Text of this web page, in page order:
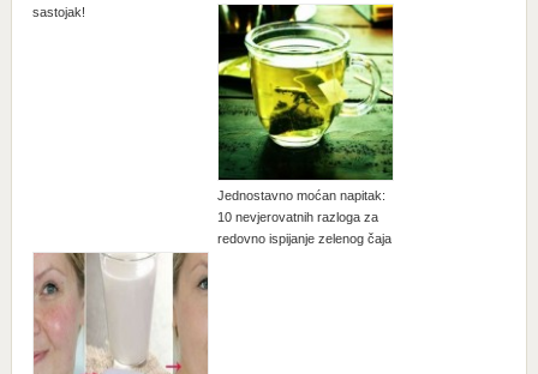
sastojak!
Jednostavno moćan napitak:
10 nevjerovatnih razloga za
redovno ispijanje zelenog čaja